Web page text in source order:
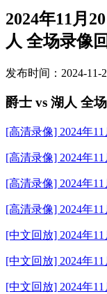
2024年11月
人 全场录像
发布时间：2024-11-
爵士 vs 湖人 全
[高清录像] 2024年
[高清录像] 2024年
[高清录像] 2024年
[高清录像] 2024年
[中文回放] 2024年
[中文回放] 2024年
[中文回放] 2024年